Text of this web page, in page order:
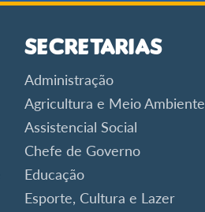
Secretarias
Administração
Agricultura e Meio Ambiente
Assistencial Social
Chefe de Governo
Educação
Esporte, Cultura e Lazer